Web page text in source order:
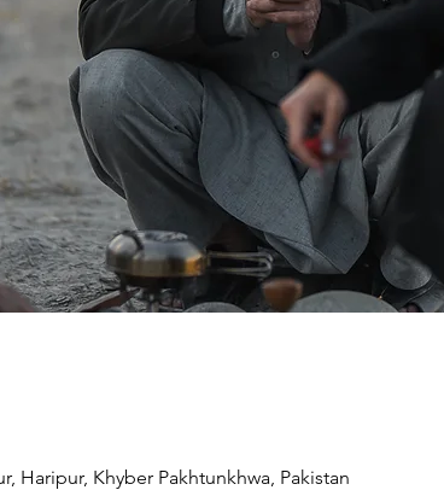
Haripur, Khyber Pakhtunkhwa, Pakistan